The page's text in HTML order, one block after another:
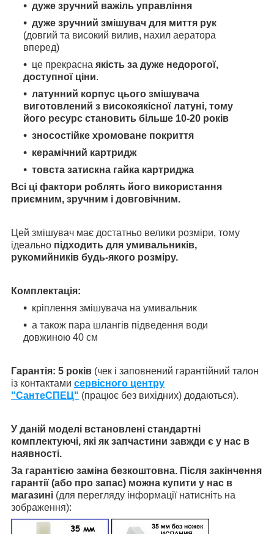
дуже зручний важіль управління
дуже зручний змішувач для миття рук
(довгий та високий вилив, нахил аератора
вперед)
це прекрасна якість за дуже недорогої,
доступної ціни.
латунний корпус цього змішувача
виготовлений з високоякісної латуні, тому
його ресурс становить більше 10-20 років
зносостійке хромоване покриття
керамічний картридж
товста затискна гайка картриджа
Всі ці фактори роблять його використання
приємним, зручним і довговічним.
Цей змішувач має достатньо велики розміри, тому
ідеально підходить для умивальників,
рукомийників будь-якого розміру.
Комплектація:
кріплення змішувача на умивальник
а також пара шлангів підведення води
довжиною 40 см
Гарантія: 5 років (чек і заповнений гарантійний талон
із контактами сервісного центру
"СантеСПЕЦ" (працює без вихідних) додаються).
У даній моделі встановлені стандартні
комплектуючі, які як запчастини завжди є у нас в
наявності.
За гарантією заміна безкоштовна. Після закінчення
гарантії (або про запас) можна купити у нас в
магазині (для перегляду інформації натисніть на
зображення):